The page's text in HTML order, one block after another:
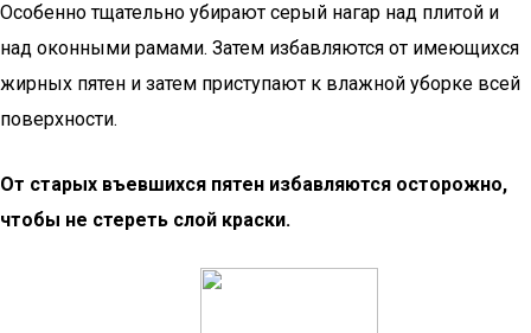
Особенно тщательно убирают серый нагар над плитой и
над оконными рамами. Затем избавляются от имеющихся
жирных пятен и затем приступают к влажной уборке всей
поверхности.
От старых въевшихся пятен избавляются осторожно,
чтобы не стереть слой краски.